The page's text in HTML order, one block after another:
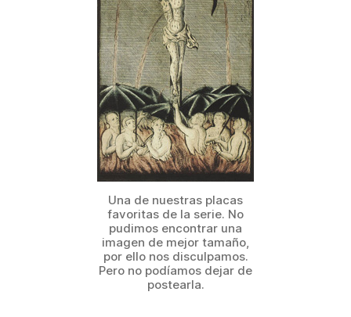
Una de nuestras placas
favoritas de la serie. No
pudimos encontrar una
imagen de mejor tamaño,
por ello nos disculpamos.
Pero no podíamos dejar de
postearla.